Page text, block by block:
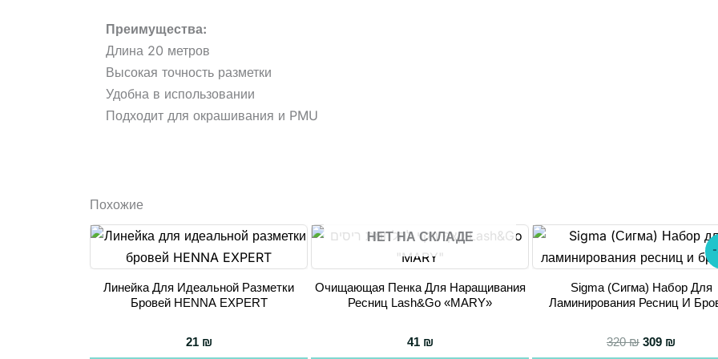
Преимущества:
Длина 20 метров
Высокая точность разметки
Удобна в использовании
Подходит для окрашивания и PMU
Похожие
Линейка Для Идеальной Разметки
Бровей HENNA EXPERT
21 ₪
НЕТ НА СКЛАДЕ
Очищающая Пенка Для Наращивания
Ресниц Lash&Go «MARY»
41 ₪
Sigma (Сигма) Набор Для
Ламинирования Ресниц И
320₪ 309 ₪